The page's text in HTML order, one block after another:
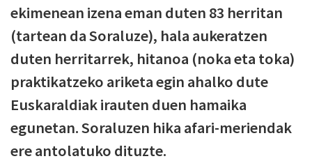
ekimenean izena eman duten 83 herritan
(tartean da Soraluze), hala aukeratzen
duten herritarrek, hitanoa (noka eta toka)
praktikatzeko ariketa egin ahalko dute
Euskaraldiak irauten duen hamaika
egunetan. Soraluzen hika afari-meriendak
ere antolatuko dituzte.